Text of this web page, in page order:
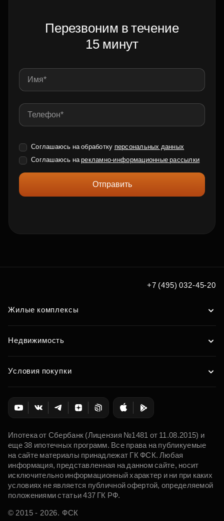
Перезвоним в течение
15 минут
Соглашаюсь на обработку персональных данных
Соглашаюсь нарекламно-информационные рассылки
Отправить
+7 (495) 032-45-20
Жилые комплексы
Недвижимость
Условия покупки
Ипотека от Сбербанк (Лицензия №1481 от 11.08.2015) и
еще 38 ипотечных программ. Все права на публикуемые
на сайте материалы принадлежат ГК ФСК. Любая
информация, представленная на данном сайте, носит
исключительно информационный характер и ни при каких
условиях не является публичной офертой, определяемой
положениями статьи 437 ГК РФ.
© 2015 - 2026. ФСК